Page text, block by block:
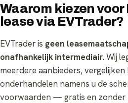
Waarom kiezen
lease via EVTrader?
EVTrader is geen
onafhankelijk intermediair. Wij
meerdere aanbieders,
onderhandelen namens u de
voorwaarden — gratis en zonder